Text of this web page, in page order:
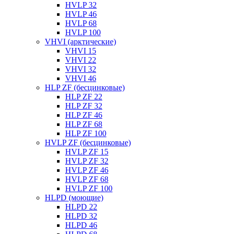
HVLP 32
HVLP 46
HVLP 68
HVLP 100
VHVI (арктические)
VHVI 15
VHVI 22
VHVI 32
VHVI 46
HLP ZF (бесцинковые)
HLP ZF 22
HLP ZF 32
HLP ZF 46
HLP ZF 68
HLP ZF 100
HVLP ZF (бесцинковые)
HVLP ZF 15
HVLP ZF 32
HVLP ZF 46
HVLP ZF 68
HVLP ZF 100
HLPD (моющие)
HLPD 22
HLPD 32
HLPD 46